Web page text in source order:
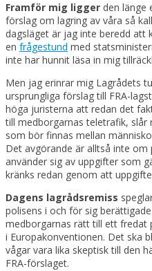
Framför mig ligger den länge
förslag om lagring av våra så
dagsläget är jag inte beredd
en frågestund med
inte har hunnit läsa in mig
Men jag erinrar mig Lagrådets
ursprungliga förslag till FRA-
höga juristerna att redan det
till medborgarnas teletrafik,
som bör finnas mellan
Det avgörande är alltså inte
använder sig av uppgifter som
kränks redan genom att
Dagens lagrådsremiss
polisens i och för sig
medborgarnas rätt till ett fredat
i Europakonventionen. Det ska
vågar vara lika skeptisk till den
FRA-förslaget.